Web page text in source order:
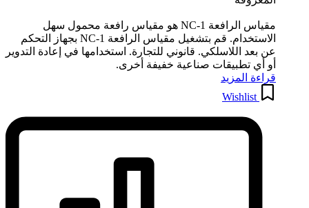
مقياس الرافعة NC-1 هو مقياس رافعة محمول سهل
الاستخدام. قم بتشغيل مقياس الرافعة NC-1 بجهاز التحكم
عن بعد اللاسلكي. قانوني للتجارة. استخدامها في إعادة التدوير
أو أي تطبيقات صناعية خفيفة أخرى.
قراءة المزيد
Wishlist